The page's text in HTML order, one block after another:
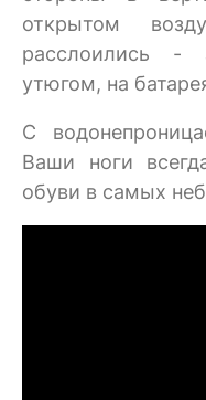
открытом
расслоились -
утюгом, на
C
Ваши ноги
обуви в самых